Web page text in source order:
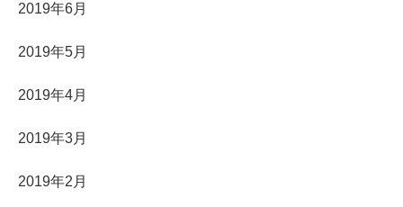
2019年6月
2019年5月
2019年4月
2019年3月
2019年2月